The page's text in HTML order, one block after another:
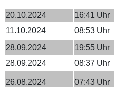
20.10.2024 16:41 Uhr
11.10.2024
08:53 Uhr
28.09.2024
19:55 Uhr
28.09.2024
08:37 Uhr
26.08.2024 07:43 Uhr